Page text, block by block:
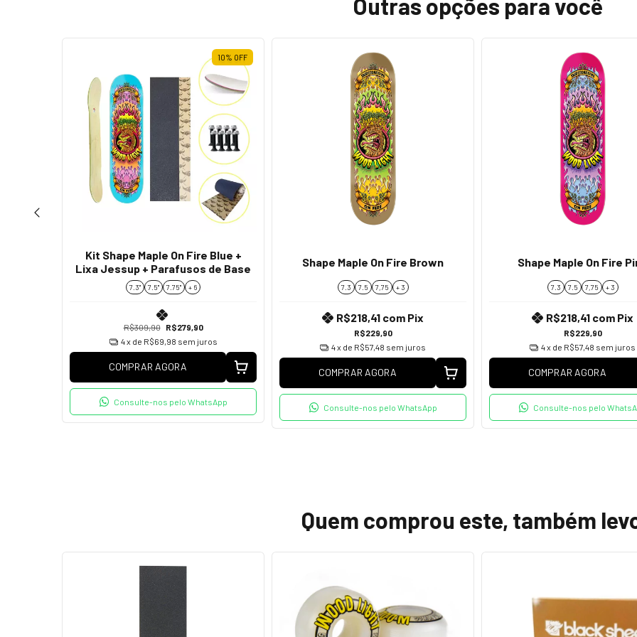
10% OFF
Kit Shape Maple On Fire Blue +
Lixa Jessup + Parafusos de Base
7.3" 7.5" 7.75'' + 6
R$309,90
R$279,90
4x de R$69,98 sem juros
COMPRAR AGORA
Consulte-nos pelo WhatsApp
Shape Maple On Fire Brown
7.3 7.5 7,75 + 3
R$229,90
R$218,41 com Pix
4x de R$57,48 sem juros
COMPRAR AGORA
Consulte-nos pelo WhatsApp
Shape Maple On Fire
7.3 7.5 7,75 + 3
R$229,90
R$218,41 com Pix
4x de R$57,48 sem juros
COMPRAR AGORA
Consulte-nos pelo
Quem comprou este, também